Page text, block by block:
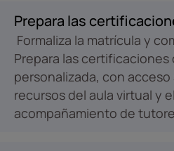
Prepara las
Formaliza la matrícula y
Prepara las certificaciones
personalizada, con
recursos del aula virtual y el
acompañamiento de